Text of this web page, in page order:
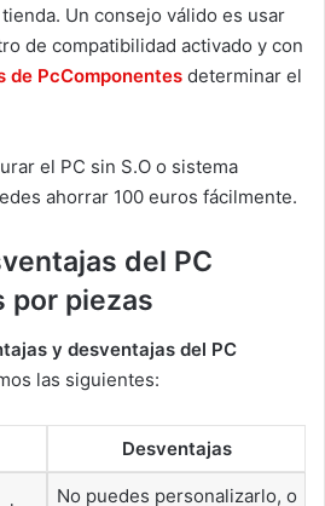
Un consejo válido es usar
de compatibilidad activado y con
de PcComponentes determinar el
el PC sin S.O o sistema
ahorrar 100 euros fácilmente.
del PC
por piezas
y desventajas del PC
las siguientes:
Desventajas
No puedes personalizarlo, o